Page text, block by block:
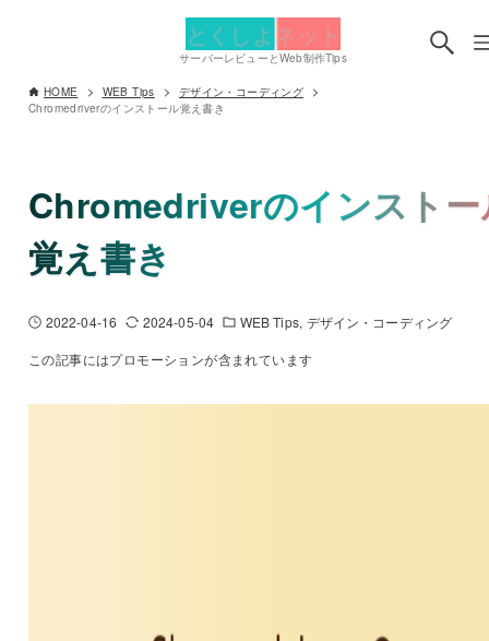
とくしよネット
サーバーレビューとWeb制作Tips
HOME WEB Tips
デザイン・コーディング
Chromedriverのインストール覚え書き
Chromedriverのインスト
覚え書き
2022-04-16 2024-05-04 WEB Tips デザイン・コーディング
この記事にはプロモーションが含まれています